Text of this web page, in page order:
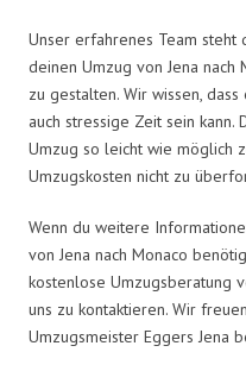
Unser erfahrenes Team steht
deinen Umzug von Jena
zu gestalten. Wir wissen,
auch stressige Zeit sein
Umzug so leicht wie möglich
Umzugskosten nicht zu
Wenn du weitere
von Jena nach Monaco
kostenlose Umzugsberatung
uns zu kontaktieren. Wir
Umzugsmeister Eggers Jena